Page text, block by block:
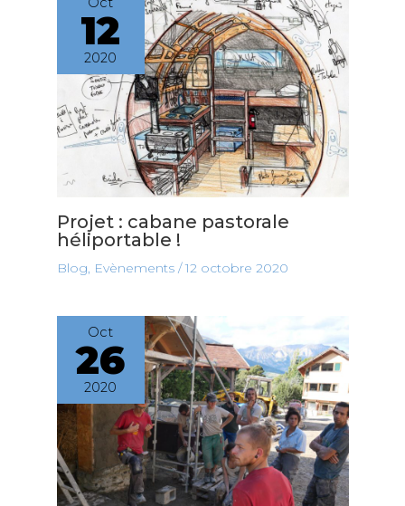
12
2020
Projet : cabane pastorale
héliportable !
Blog Evènements/12 octobre 2020
Oct
26
2020